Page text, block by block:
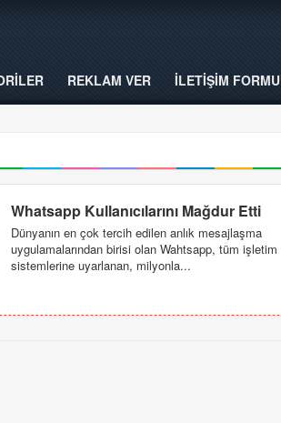
REKLAM VER İLETİŞİM FORMU
Whatsapp Kullanıcılarını Mağdur Etti
Dünyanın en çok tercih edilen anlık mesajlaşma
uygulamalarından birisi olan Wahtsapp, tüm işletim
sistemlerine uyarlanan, milyonla...